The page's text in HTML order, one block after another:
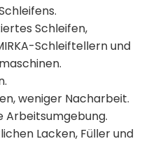
Schleifen,
Schleiftellern und
weniger Nacharbeit.
Arbeitsumgebung.
Lacken, Füller und